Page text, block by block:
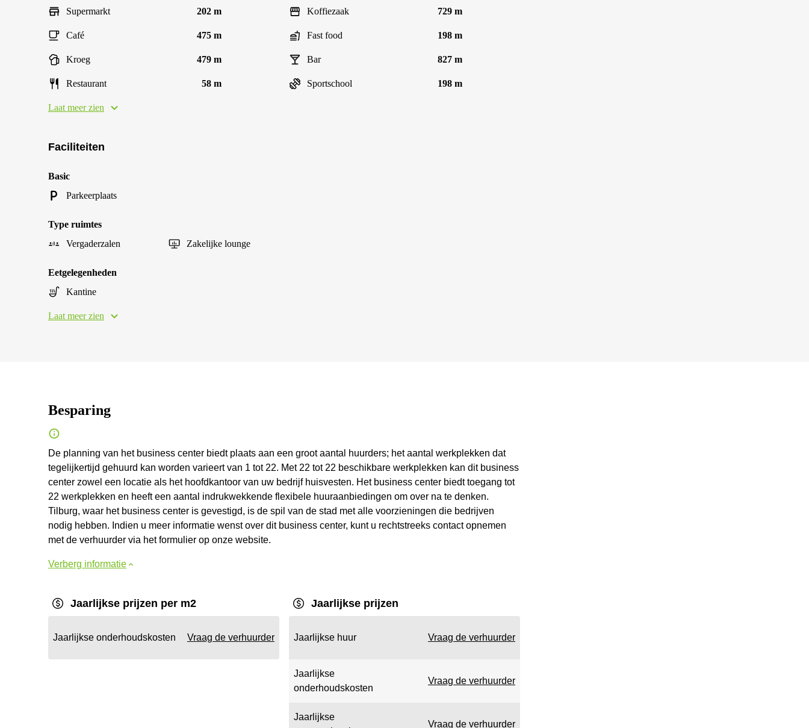
Supermarkt 202 m Koffiezaak 729 m
Café 475 m Fast food 198 m
Kroeg 479 m Bar 827 m
Restaurant 58 m Sportschool 198 m
Laat meer zien
Faciliteiten
Basic
Parkeerplaats
Type ruimtes
Vergaderzalen
Zakelijke lounge
Eetgelegenheden
Kantine
Laat meer zien
Besparing
De planning van het business center biedt plaats aan een groot aantal huurders; het aantal werkplekken dat
tegelijkertijd gehuurd kan worden varieert van 1 tot 22. Met 22 tot 22 beschikbare werkplekken kan dit business
center zowel een locatie als het hoofdkantoor van uw bedrijf huisvesten. Het business center biedt toegang tot
22 werkplekken en heeft een aantal indrukwekkende flexibele huuraanbiedingen om over na te denken.
Tilburg, waar het business center is gevestigd, is de spil van de stad met alle voorzieningen die bedrijven
nodig hebben. Indien u meer informatie wenst over dit business center, kunt u rechtstreeks contact opnemen
met de verhuurder via het formulier op onze website.
Verberg informatie
Jaarlijkse prijzen per m2
Jaarlijkse onderhoudskosten Vraag de verhuurder
Jaarlijkse prijzen
Jaarlijkse huur Vraag de verhuurder
Jaarlijkse
onderhoudskosten
Vraag de verhuurder
Jaarlijkse
Vraag de verhuurder